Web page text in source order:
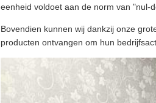
eenheid voldoet aan de norm van "nul-
Bovendien kunnen wij dankzij onze
producten ontvangen om hun